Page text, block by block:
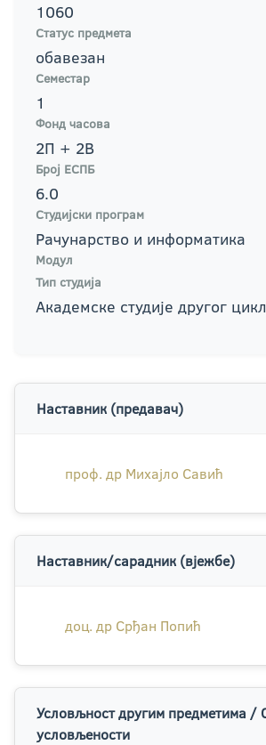
1060
Статус предмета
обавезан
Семестар
1
Фонд часова
2П + 2В
Број ЕСПБ
6.0
Студијски програм
Рачунарство и информатика
Модул
Тип студија
Академске студије другог
Наставник (предавач)
проф. др Михајло Савић
Наставник/сарадник (вјежбе)
доц. др Срђан Попић
Условљност другим предметима /
условљености